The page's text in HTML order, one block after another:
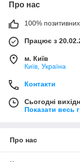
Про нас
100% позитивних
Працює з
м. Київ
Київ, Україна
Контакти
Сьогодні
Показати весь
Про нас